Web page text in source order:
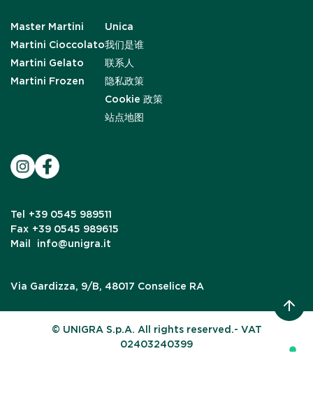
Master Martini
Martini Cioccolato
Martini Gelato
Martini Frozen
Unica
我们是谁
联系人
隐私政策
Cookie 政策
站点地图
Tel
+39 0545 989511
Fax +39 0545 989615
Mail
info@unigra.it
Via Gardizza, 9/B, 48017 Conselice RA
© UNIGRA S.p.A. All rights reserved.- VAT
02403240399